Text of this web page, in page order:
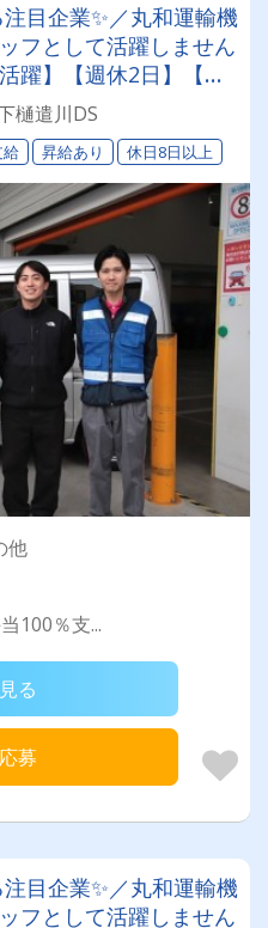
目企業✨／丸和運輸機
フとして活躍しません
躍】【週休2日】【待
収入をお約束《賞与年
均月収25万円》
樋遣川DS
給 昇給あり 休日8日以上
他
100％支...
る
募
目企業✨／丸和運輸機
フとして活躍しません